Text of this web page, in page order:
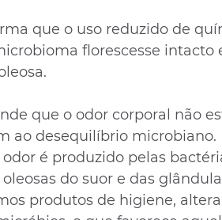
que o uso reduzido de
florescesse intacto
que o odor corporal não
ao desequilíbrio microbiano.
é produzido pelas
do suor e das
produtos de higiene,